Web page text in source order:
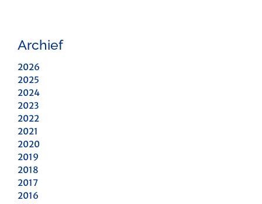
Archief
2026
2025
2024
2023
2022
2021
2020
2019
2018
2017
2016